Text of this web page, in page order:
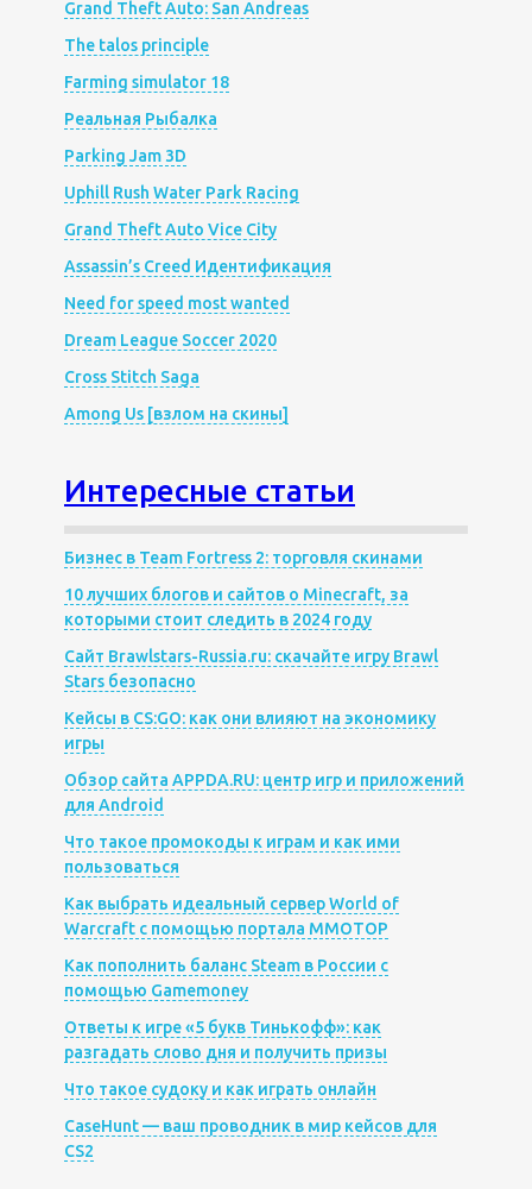
Grand Theft Auto: San Andreas
The talos principle
Farming simulator 18
Реальная Рыбалка
Parking Jam 3D
Uphill Rush Water Park Racing
Grand Theft Auto Vice City
Assassin’s Creed Идентификация
Need for speed most wanted
Dream League Soccer 2020
Cross Stitch Saga
Among Us [взлом на скины]
Интересные статьи
Бизнес в Team Fortress 2: торговля скинами
10 лучших блогов и сайтов о Minecraft, за
которыми стоит следить в 2024 году
Сайт Brawlstars-Russia.ru: скачайте игру Brawl
Stars безопасно
Кейсы в CS:GO: как они влияют на экономику
игры
Обзор сайта APPDA.RU: центр игр и приложений
для Android
Что такое промокоды к играм и как ими
пользоваться
Как выбрать идеальный сервер World of
Warcraft с помощью портала MMOTOP
Как пополнить баланс Steam в России с
помощью Gamemoney
Ответы к игре «5 букв Тинькофф»: как
разгадать слово дня и получить призы
Что такое судоку и как играть онлайн
CaseHunt — ваш проводник в мир кейсов для
CS2